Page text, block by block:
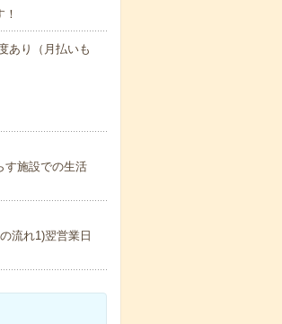
あり（月払いも
す施設での生活
流れ1)翌営業日